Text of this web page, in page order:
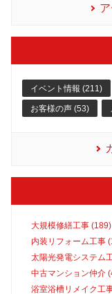
イベント情報 (211)
お客様の声 (53)
大規模修繕工事 (189)
内装リフォーム工事
太陽光発電システム
中古マンション仲介
浴室浴槽リメイク工